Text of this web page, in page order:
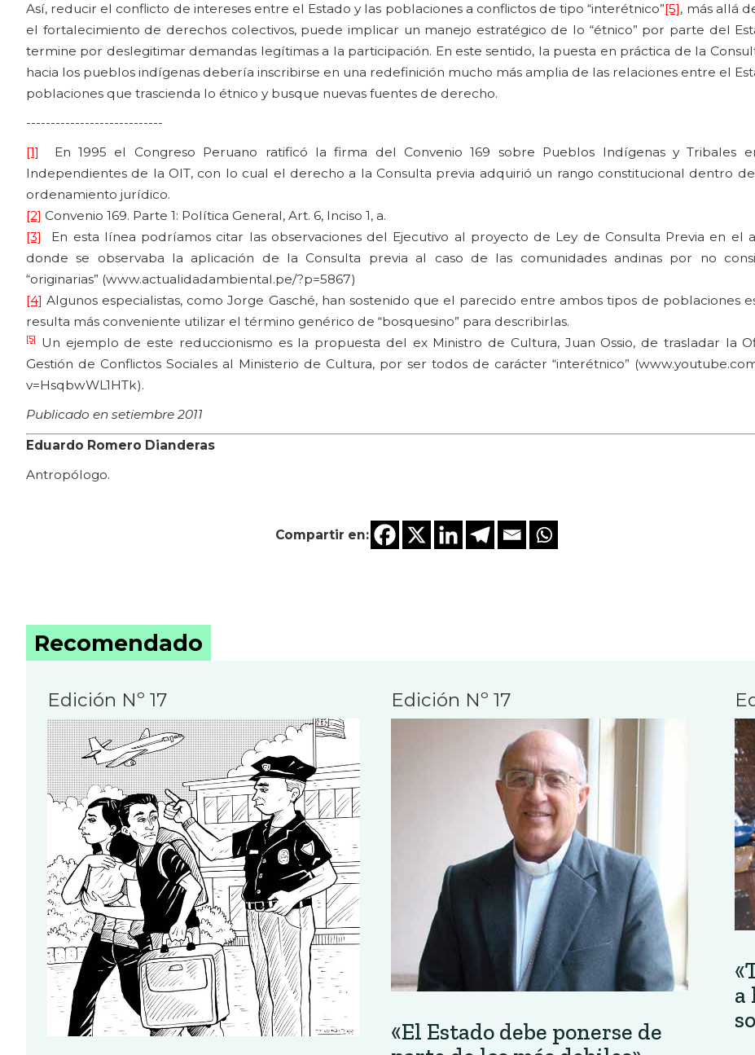
Así, reducir el conflicto de intereses entre el Estado y las poblaciones a conflictos de tipo “interétnico”[5], más allá
el fortalecimiento de derechos colectivos, puede implicar un manejo estratégico de lo “étnico” por parte del
termine por deslegitimar demandas legítimas a la participación. En este sentido, la puesta en práctica de la
hacia los pueblos indígenas debería inscribirse en una redefinición mucho más amplia de las relaciones entre el
poblaciones que trascienda lo étnico y busque nuevas fuentes de derecho.
----------------------------
[1]
En 1995 el Congreso Peruano ratificó la firma del Convenio 169 sobre Pueblos Indígenas y Tribales
Independientes de la OIT, con lo cual el derecho a la Consulta previa adquirió un rango constitucional dentro
ordenamiento jurídico.
[2] Convenio 169. Parte 1: Política General, Art. 6, Inciso 1, a.
[3]
En esta línea podríamos citar las observaciones del Ejecutivo al proyecto de Ley de Consulta Previa en el
donde se observaba la aplicación de la Consulta previa al caso de las comunidades andinas por no
“originarias” (www.actualidadambiental.pe/?p=5867)
[4] Algunos especialistas, como Jorge Gasché, han sostenido que el parecido entre ambos tipos de poblaciones
resulta más conveniente utilizar el término genérico de “bosquesino” para describirlas.
[5]
Un ejemplo de este reduccionismo es la propuesta del ex Ministro de Cultura, Juan Ossio, de trasladar la
Gestión de Conflictos Sociales al Ministerio de Cultura, por ser todos de carácter “interétnico”
v=HsqbwWL1HTk).
Publicado en setiembre 2011
Eduardo Romero Dianderas
Antropólogo.
Compartir en:
Recomendado
Edición Nº 17 Edición Nº 17
«El Estado debe ponerse de
a